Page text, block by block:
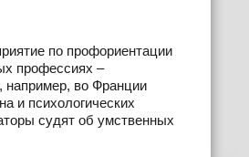
по профориентации
профессиях –
например, во Франции
и психологических
судят об умственных